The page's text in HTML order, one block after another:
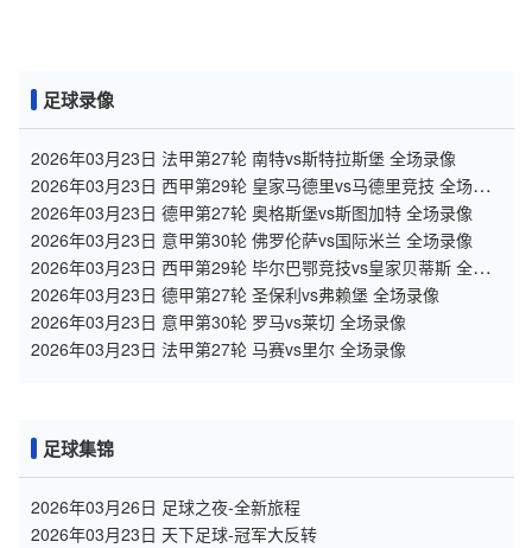
足球录像
2026年03月23日 法甲第27轮 南特vs斯特拉斯堡 全场录像
2026年03月23日 西甲第29轮 皇家马德里vs马德里竞技 全场录
像
2026年03月23日 德甲第27轮 奥格斯堡vs斯图加特 全场录像
2026年03月23日 意甲第30轮 佛罗伦萨vs国际米兰 全场录像
2026年03月23日 西甲第29轮 毕尔巴鄂竞技vs皇家贝蒂斯 全场
录像
2026年03月23日 德甲第27轮 圣保利vs弗赖堡 全场录像
2026年03月23日 意甲第30轮 罗马vs莱切 全场录像
2026年03月23日 法甲第27轮 马赛vs里尔 全场录像
足球集锦
2026年03月26日 足球之夜-全新旅程
2026年03月23日 天下足球-冠军大反转